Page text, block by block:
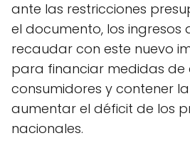
ante las restricciones
el documento, los ingresos
recaudar con este nuevo
para financiar medidas de
consumidores y contener
aumentar el déficit de los
nacionales.